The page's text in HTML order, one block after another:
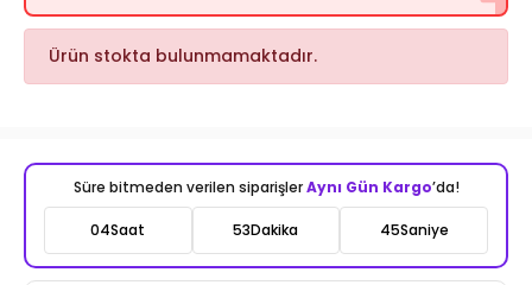
Ürün stokta bulunmamaktadır.
Süre bitmeden verilen siparişlerAynı Gün Kargo’da!
04Saat 53Dakika 43Saniye